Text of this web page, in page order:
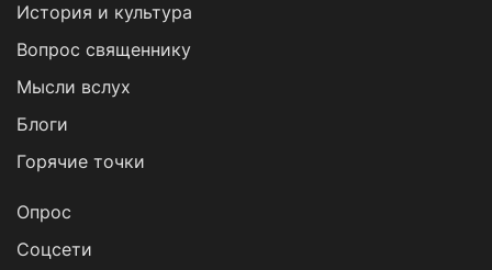
История и культура
Вопрос священнику
Мысли вслух
Блоги
Горячие точки
Опрос
Cоцсети